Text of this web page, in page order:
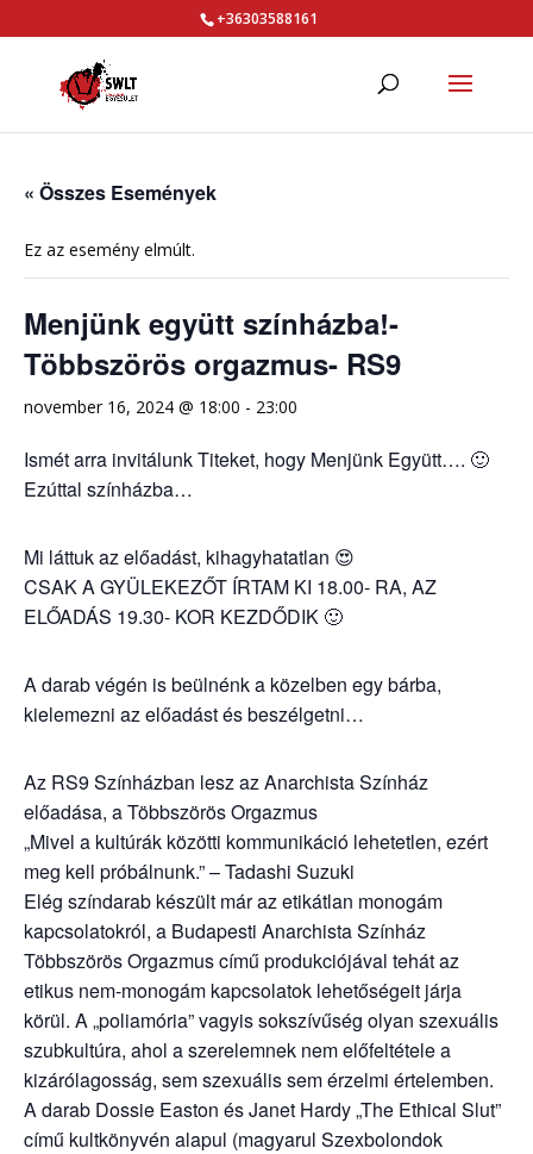
+36303588161
« Összes Események
Ez az esemény elmúlt.
Menjünk együtt színházba!-
Többszörös orgazmus- RS9
november 16, 2024 @ 18:00 - 23:00
Ismét arra invitálunk Titeket, hogy Menjünk Együtt…. 🙂
Ezúttal színházba…
Mi láttuk az előadást, kihagyhatatlan 😍
CSAK A GYÜLEKEZŐT ÍRTAM KI 18.00- RA, AZ
ELŐADÁS 19.30- KOR KEZDŐDIK 🙂
A darab végén is beülnénk a közelben egy bárba,
kielemezni az előadást és beszélgetni…
Az RS9 Színházban lesz az Anarchista Színház
előadása, a Többszörös Orgazmus
„Mivel a kultúrák közötti kommunikáció lehetetlen, ezért
meg kell próbálnunk.” – Tadashi Suzuki
Elég színdarab készült már az etikátlan monogám
kapcsolatokról, a Budapesti Anarchista Színház
Többszörös Orgazmus című produkciójával tehát az
etikus nem-monogám kapcsolatok lehetőségeit járja
körül. A „poliamória” vagyis sokszívűség olyan szexuális
szubkultúra, ahol a szerelemnek nem előfeltétele a
kizárólagosság, sem szexuális sem érzelmi értelemben.
A darab Dossie Easton és Janet Hardy „The Ethical Slut”
című kultkönyvén alapul (magyarul Szexbolondok